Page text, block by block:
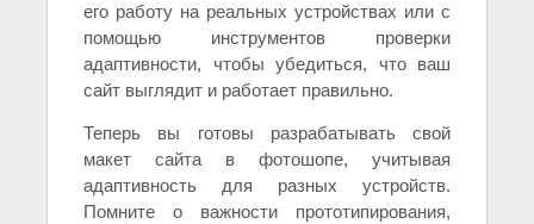
его работу на реальных устройствах или с
помощью инструментов проверки
адаптивности, чтобы убедиться, что ваш
сайт выглядит и работает правильно.
Теперь вы готовы разрабатывать свой
макет сайта в фотошопе, учитывая
адаптивность для разных устройств.
Помните о важности прототипирования,